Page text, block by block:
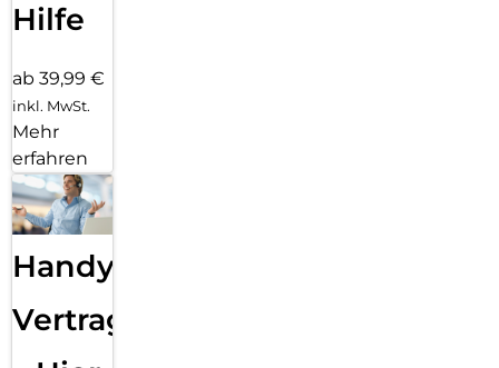
Hilfe
ab 39,99 €
inkl. MwSt.
Mehr
erfahren
Handy
Vertragsabwicklung